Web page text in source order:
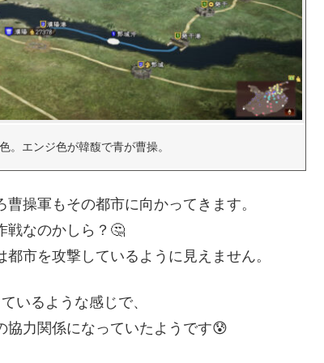
。エンジ色が韓馥で青が曹操。
操軍もその都市に向かってきます。
戦なのかしら？🤔
市を攻撃しているように見えません。
いるような感じで、
協力関係になっていたようです😰